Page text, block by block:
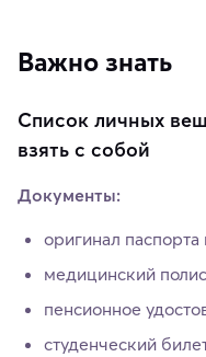
Важно знать
Список личных
взять с собой
Документы:
оригинал
медицинский
пенсионное
студенческий